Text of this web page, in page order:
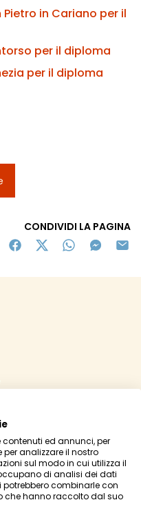
in Cariano per il
per il diploma
per il diploma
CONDIVIDI LA PAGINA
contenuti ed annunci, per
analizzare il nostro
sul modo in cui utilizza il
di analisi dei dati
combinarle con
che hanno raccolto dal suo